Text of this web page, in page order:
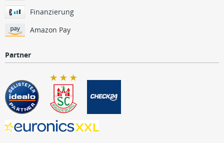
Finanzierung
Amazon Pay
Partner